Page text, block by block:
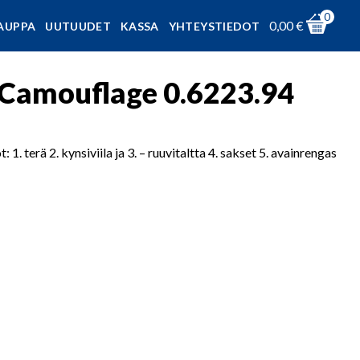
UUTUUDET KASSA YHTEYSTIEDOT 0,00€
0
0.6223.94
terä 2. kynsiviila ja 3. – ruuvitaltta 4. sakset 5. avainrengas